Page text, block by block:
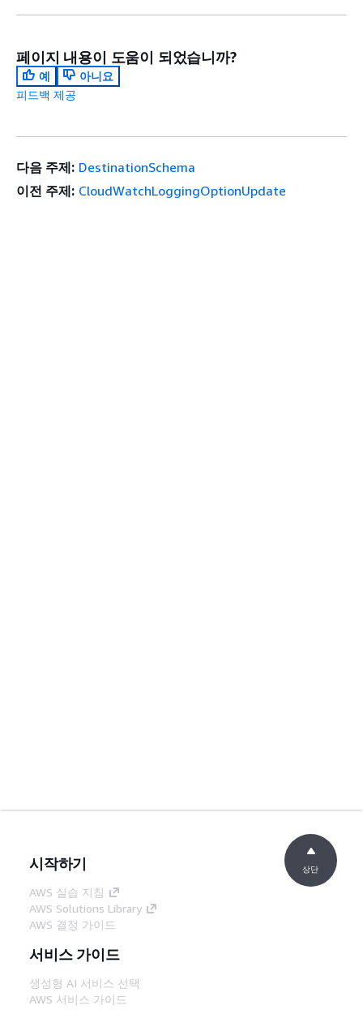
페이지 내용이 도움이 되었습니까?
예
아니요
피드백 제공
다음 주제: DestinationSchema
이전 주제: CloudWatchLoggingOptionUpdate
시작하기
AWS 실습 지침
AWS Solutions Library
AWS 결정 가이드
서비스 가이드
생성형 AI 서비스 선택
AWS 서비스 가이드
상단